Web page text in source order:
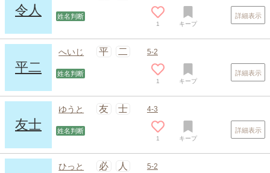
令人 姓名判断
1 キープ
詳細表示
平二
へいじ 平 二 5-2
姓名判断
1 キープ
詳細表示
友士
ゆうと 友 士 4-3
姓名判断
1 キープ
詳細表示
ひっと 必 人 5-2